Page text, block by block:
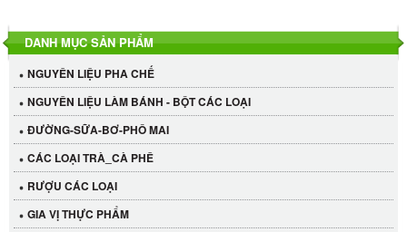
DANH MỤC SẢN PHẨM
NGUYÊN LIỆU PHA CHẾ
NGUYÊN LIỆU LÀM BÁNH - BỘT CÁC LOẠI
ĐƯỜNG-SỮA-BƠ-PHÔ MAI
CÁC LOẠI TRÀ_CÀ PHÊ
RƯỢU CÁC LOẠI
GIA VỊ THỰC PHẨM